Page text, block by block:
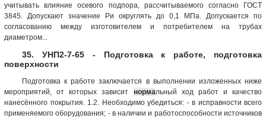
учитывать влияние осевого подпора, рассчитываемого согласно ГОСТ
3845. Допускают значение Ри округлять до 0,1 МПа. Допускается по
согласованию между изготовителем и потребителем на трубах
диаметром...
35. УНП2-7-65 - Подготовка к работе, подготовка
поверхности
Подготовка к работе заключается в выполнении изложенных ниже
мероприятий, от которых зависит нормальный ход работ и качество
нанесённого покрытия. 1.2. Необходимо убедиться: - в исправности всего
применяемого оборудования; - в наличии и работоспособности источников